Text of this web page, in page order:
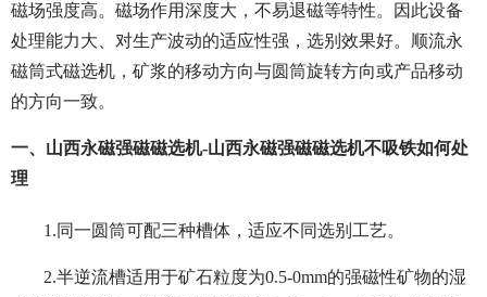
磁场强度高。磁场作用深度大，不易退磁等特性。因此设备
处理能力大、对生产波动的适应性强，选别效果好。顺流永
磁筒式磁选机，矿浆的移动方向与圆筒旋转方向或产品移动
的方向一致。
一、山西永磁强磁磁选机-山西永磁强磁磁选机不吸铁如何处
理
1.同一圆筒可配三种槽体，适应不同选别工艺。
2.半逆流槽适用于矿石粒度为0.5-0mm的强磁性矿物的湿